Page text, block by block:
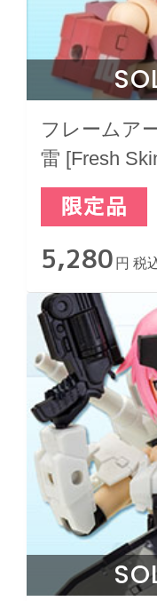
フレームア
雷 [Fresh
5,280 円 税